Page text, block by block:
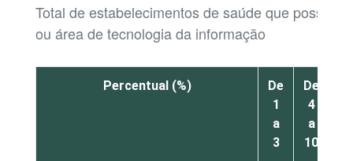
Total de estabelecimentos de saúde que
ou área de tecnologia da informação
Percentual (%)
De
1
a
3
De
4
a
10